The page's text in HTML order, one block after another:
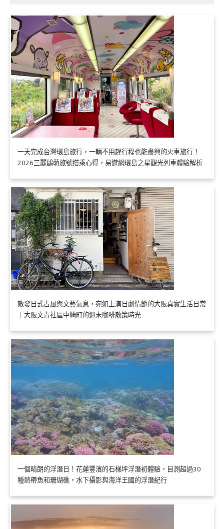
一天完成台灣環島旅行，一輛不用趕行程也能盡興的火車旅行！
2026三麗鷗萌旅號搭乘心得，易遊網環島之星觀光列車體驗解析
散發日式古風與文藝氣息，宛如上演日劇情節的大阪真實生活日常
｜大阪文青社區中崎町的週末咖啡散策時光
一個晴朗的浮潛日！花蓮豐濱的石梯坪浮潛初體驗，目測超過30
種熱帶魚和珊瑚礁，水下攝影與海洋王國的浮潛紀行